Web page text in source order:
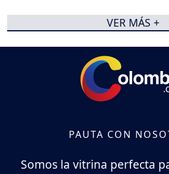
VER MÁS +
PAUTA CON
Somos la vitrina perfecta